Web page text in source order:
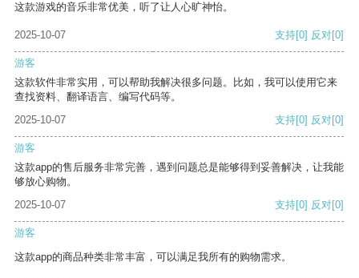
这款游戏的音乐非常优美，听了让人心旷神怡。
2025-10-07 支持[0] 反对[0]
游客
这款软件非常实用，可以帮助我解决很多问题。比如，我可以使用它来
查找资料、翻译语言、编写代码等。
2025-10-07
支持[0] 反对[0]
游客
这款app的售后服务非常完善，遇到问题总是能够得到妥善解决，让我能
够放心购物。
2025-10-07
支持[0] 反对[0]
游客
这款app的商品种类非常丰富，可以满足我所有的购物需求。